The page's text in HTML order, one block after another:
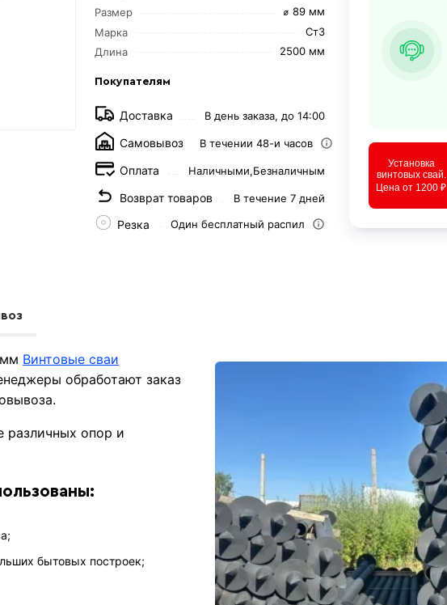
Размер
⌀ 89 мм
Марка
Ст3
Длина
2500 мм
Покупателям
Доставка В день заказа, до 14:00
Самовывоз В течении 48-и часов
Оплата Наличными,Безналичным
Возврат товаров В течение 7 дней
Резка Один бесплатный распил
Установка
винтовых свай.
Цена от 1200 ₽
Винтовые сваи
обработают заказ
различных опор и
бытовых построек;